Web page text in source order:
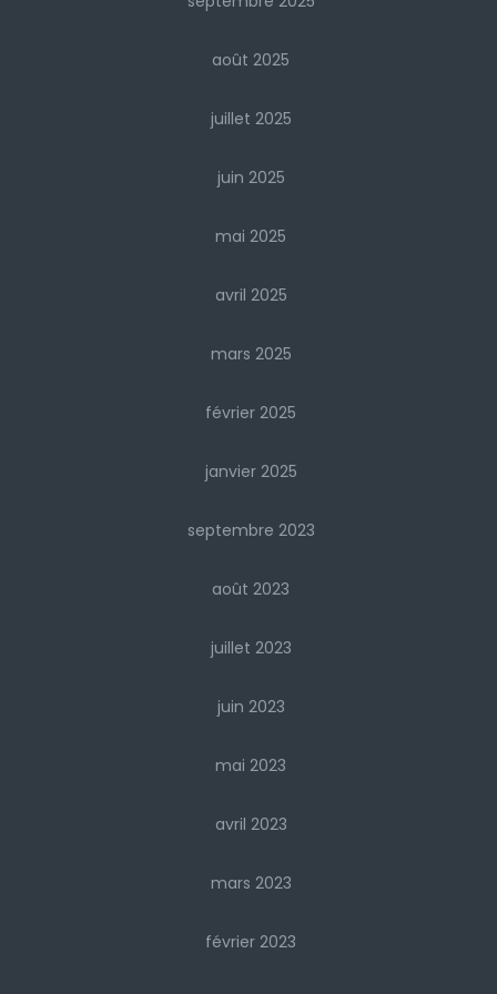
août 2025
juillet 2025
juin 2025
mai 2025
avril 2025
mars 2025
février 2025
janvier 2025
septembre 2023
août 2023
juillet 2023
juin 2023
mai 2023
avril 2023
mars 2023
février 2023